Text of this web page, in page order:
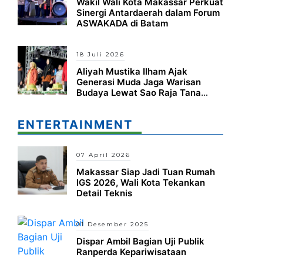
Sinergi Antardaerah dalam Forum
ASWAKADA di Batam
18 Juli 2026
Aliyah Mustika Ilham Ajak
Generasi Muda Jaga Warisan
Budaya Lewat Sao Raja Tana
ENTERTAINMENT
07 April 2026
Makassar Siap Jadi Tuan Rumah
IGS 2026, Wali Kota Tekankan
Detail Teknis
01 Desember 2025
Dispar Ambil Bagian Uji Publik
Ranperda Kepariwisataan